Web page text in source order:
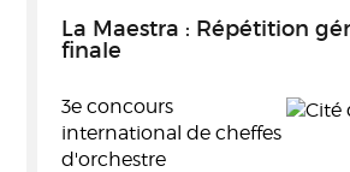
La Maestra : Répétition
finale
3e concours
international de cheffes
d'orchestre